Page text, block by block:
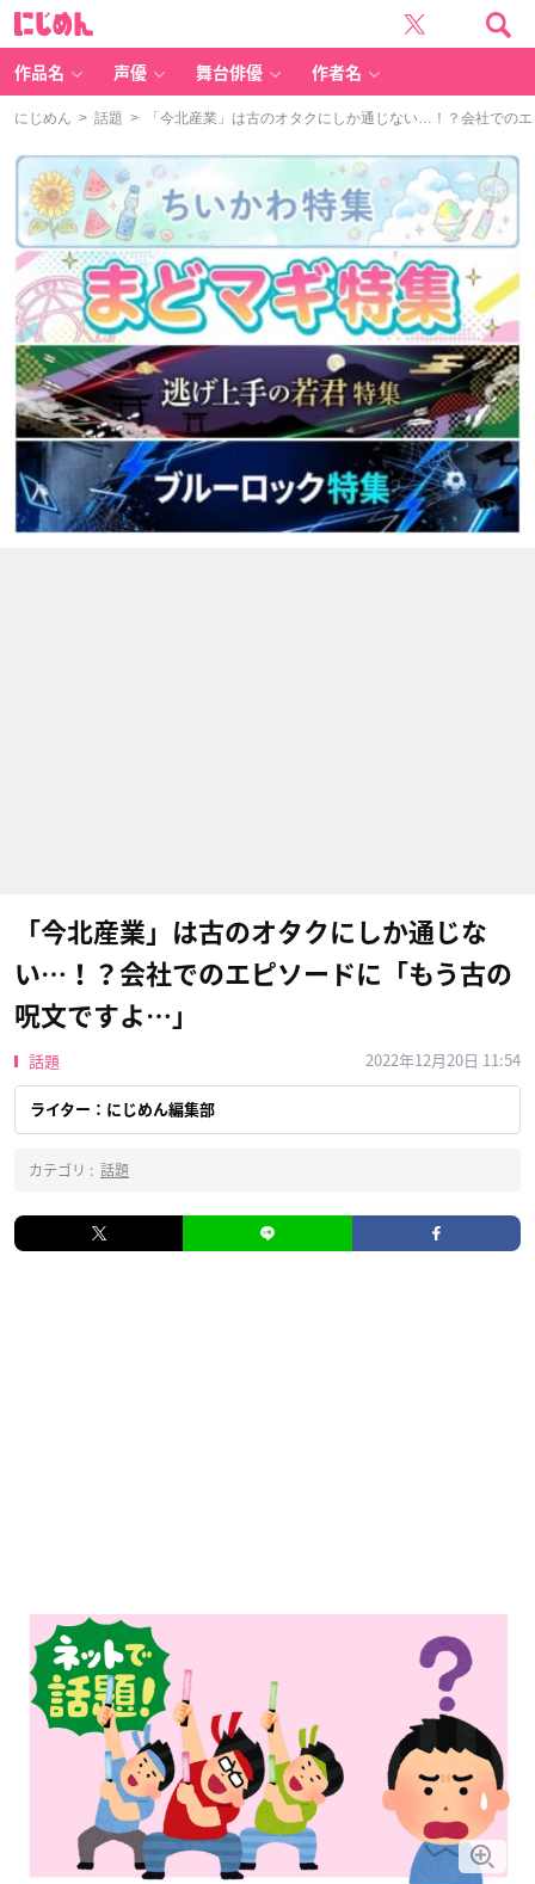
作品名 声優 舞台俳優 作者名
にじめん > 話題 > 「今北産業」は古のオタクにしか通じない…！？会社での
「今北産業」は古のオタクにしか通じな
い…！？会社でのエピソードに「もう古の
呪文ですよ…」
話題 2022年12月20日 11:54
ライター：にじめん編集部
カテゴリ : 話題